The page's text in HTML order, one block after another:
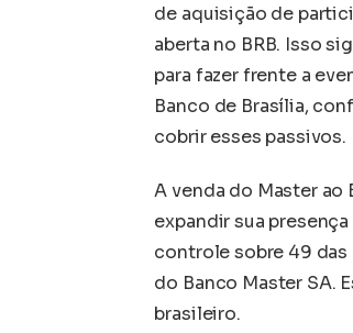
de aquisição de
aberta no BRB. Isso
para fazer frente a
Banco de Brasília,
cobrir esses passivos.
A venda do Master ao
expandir sua
controle sobre 49 das
do Banco Master SA.
brasileiro.